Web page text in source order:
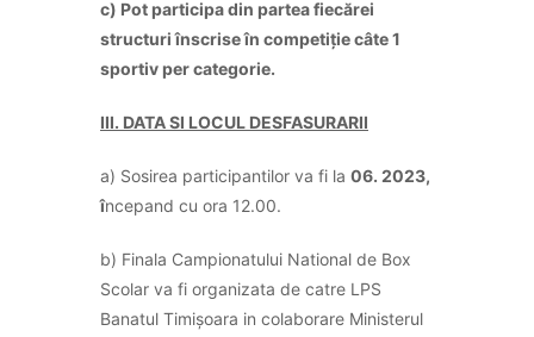
c) Pot participa din partea fiecărei
structuri înscrise în competiție câte 1
sportiv per categorie.
III. DATA SI LOCUL DESFASURARII
a) Sosirea participantilor va fi la 06. 2023,
începand cu ora 12.00.
b) Finala Campionatului National de Box
Scolar va fi organizata de catre LPS
Banatul Timișoara in colaborare Ministerul